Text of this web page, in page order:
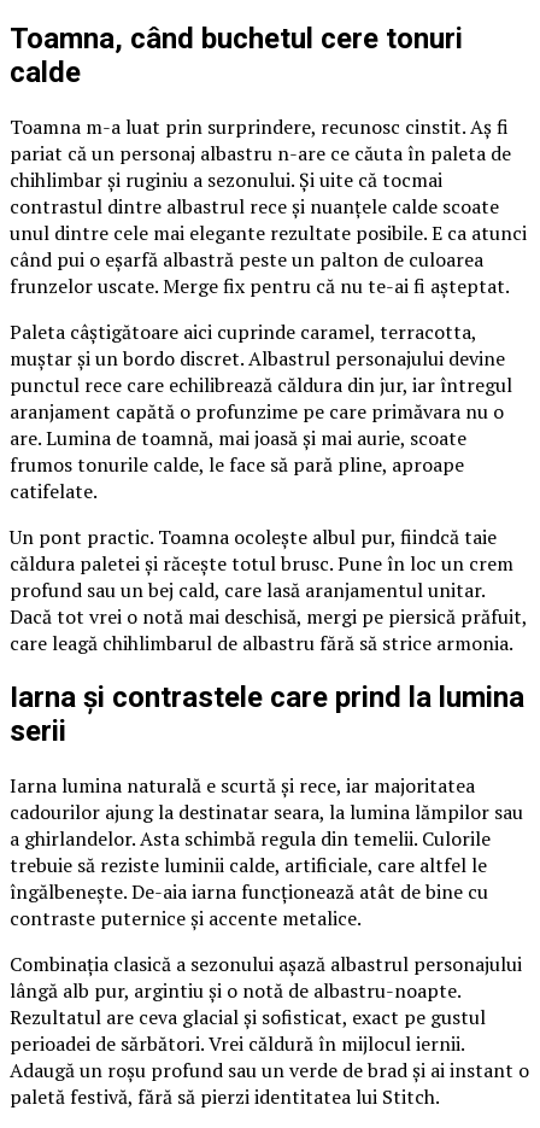
Toamna, când buchetul cere tonuri
calde
Toamna m-a luat prin surprindere, recunosc cinstit. Aș fi
pariat că un personaj albastru n-are ce căuta în paleta de
chihlimbar și ruginiu a sezonului. Și uite că tocmai
contrastul dintre albastrul rece și nuanțele calde scoate
unul dintre cele mai elegante rezultate posibile. E ca atunci
când pui o eșarfă albastră peste un palton de culoarea
frunzelor uscate. Merge fix pentru că nu te-ai fi așteptat.
Paleta câștigătoare aici cuprinde caramel, terracotta,
muștar și un bordo discret. Albastrul personajului devine
punctul rece care echilibrează căldura din jur, iar întregul
aranjament capătă o profunzime pe care primăvara nu o
are. Lumina de toamnă, mai joasă și mai aurie, scoate
frumos tonurile calde, le face să pară pline, aproape
catifelate.
Un pont practic. Toamna ocolește albul pur, fiindcă taie
căldura paletei și răcește totul brusc. Pune în loc un crem
profund sau un bej cald, care lasă aranjamentul unitar.
Dacă tot vrei o notă mai deschisă, mergi pe piersică prăfuit,
care leagă chihlimbarul de albastru fără să strice armonia.
Iarna și contrastele care prind la lumina
serii
Iarna lumina naturală e scurtă și rece, iar majoritatea
cadourilor ajung la destinatar seara, la lumina lămpilor sau
a ghirlandelor. Asta schimbă regula din temelii. Culorile
trebuie să reziste luminii calde, artificiale, care altfel le
îngălbenește. De-aia iarna funcționează atât de bine cu
contraste puternice și accente metalice.
Combinația clasică a sezonului așază albastrul personajului
lângă alb pur, argintiu și o notă de albastru-noapte.
Rezultatul are ceva glacial și sofisticat, exact pe gustul
perioadei de sărbători. Vrei căldură în mijlocul iernii.
Adaugă un roșu profund sau un verde de brad și ai instant o
paletă festivă, fără să pierzi identitatea lui Stitch.